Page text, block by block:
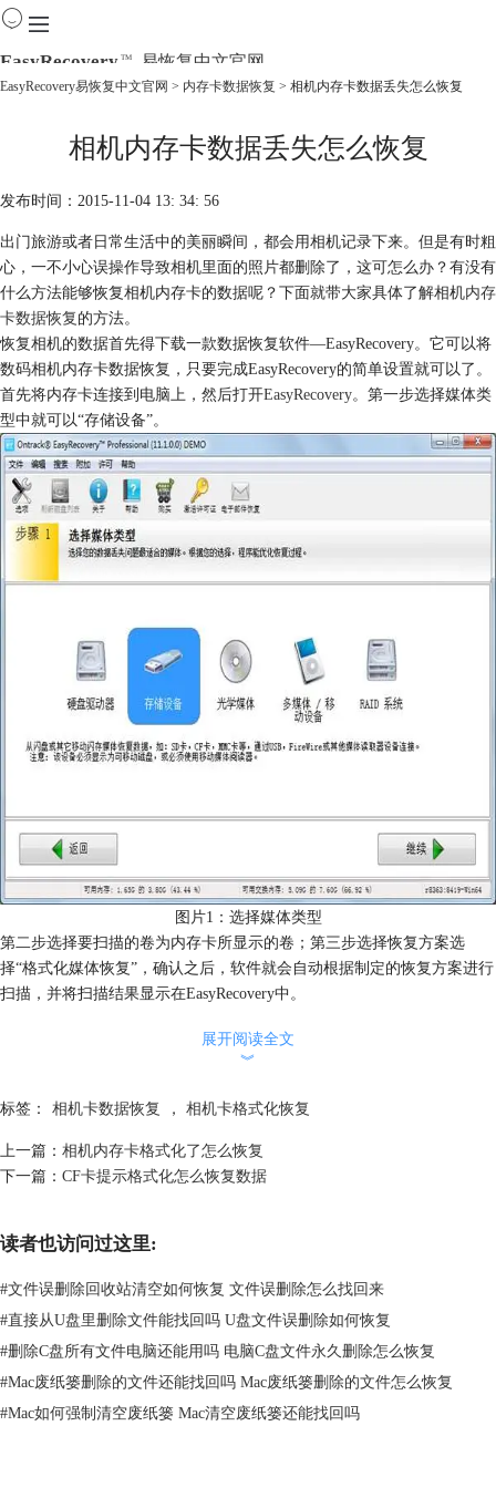
EasyRecovery TM 易恢复中文官网
购买
线下数据恢复
EasyRecovery易恢复中文官网 > 内存卡数据恢复 > 相机内存卡数据丢失怎么恢复
相机内存卡数据丢失怎么恢复
发布时间：2015-11-04 13: 34: 56
出门旅游或者日常生活中的美丽瞬间，都会用相机记录下来。但是有时粗
心，一不小心误操作导致相机里面的照片都删除了，这可怎么办？有没有
什么方法能够恢复相机内存卡的数据呢？下面就带大家具体了解相机内存
卡数据恢复的方法。
恢复相机的数据首先得下载一款数据恢复软件—EasyRecovery。它可以将
数码相机内存卡数据恢复，只要完成EasyRecovery的简单设置就可以了。
首先将内存卡连接到电脑上，然后打开EasyRecovery。第一步选择媒体类
型中就可以“存储设备”。
图片1：选择媒体类型
第二步选择要扫描的卷为内存卡所显示的卷；第三步选择恢复方案选
择“格式化媒体恢复”，确认之后，软件就会自动根据制定的恢复方案进行
扫描，并将扫描结果显示在EasyRecovery中。
展开阅读全文
︾
标签： 相机卡数据恢复 ， 相机卡格式化恢复
上一篇： 相机内存卡格式化了怎么恢复
下一篇： CF卡提示格式化怎么恢复数据
读者也访问过这里:
#文件误删除回收站清空如何恢复 文件误删除怎么找回来
#直接从U盘里删除文件能找回吗 U盘文件误删除如何恢复
#删除C盘所有文件电脑还能用吗 电脑C盘文件永久删除怎么恢复
#Mac废纸篓删除的文件还能找回吗 Mac废纸篓删除的文件怎么恢复
#Mac如何强制清空废纸篓 Mac清空废纸篓还能找回吗